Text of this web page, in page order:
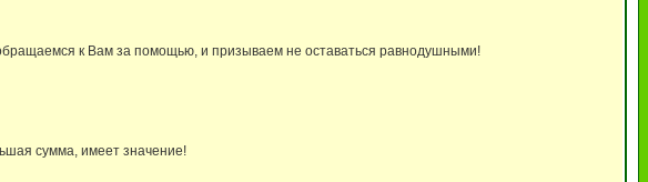
к Вам за помощью, и призываем не оставаться равнодушными!
сумма, имеет значение!